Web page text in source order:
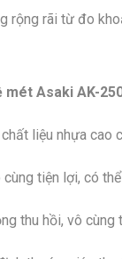
rộng rãi từ đo
mét Asaki AK-
liệu nhựa
tiện lợi, có
thu hồi, vô